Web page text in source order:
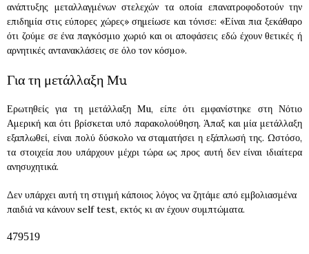
ανάπτυξης μεταλλαγμένων στελεχών τα οποία επανατροφοδοτούν την
επιδημία στις εύπορες χώρες» σημείωσε και τόνισε: «Είναι πια ξεκάθαρο
ότι ζούμε σε ένα παγκόσμιο χωριό και οι αποφάσεις εδώ έχουν θετικές ή
αρνητικές αντανακλάσεις σε όλο τον κόσμο».
Για τη μετάλλαξη Μu
Ερωτηθείς για τη μετάλλαξη Μu, είπε ότι εμφανίστηκε στη Νότιο
Αμερική και ότι βρίσκεται υπό παρακολούθηση. Άπαξ και μία μετάλλαξη
εξαπλωθεί, είναι πολύ δύσκολο να σταματήσει η εξάπλωσή της. Ωστόσο,
τα στοιχεία που υπάρχουν μέχρι τώρα ως προς αυτή δεν είναι ιδιαίτερα
ανησυχητικά.
Δεν υπάρχει αυτή τη στιγμή κάποιος λόγος να ζητάμε από εμβολιασμένα
παιδιά να κάνουν self test, εκτός κι αν έχουν συμπτώματα.